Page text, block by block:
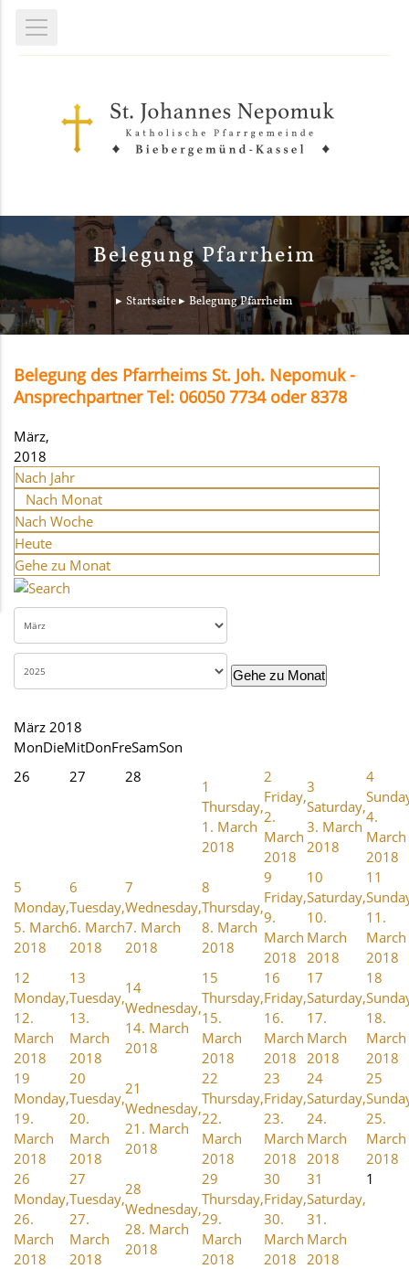
Belegung Pfarrheim
Startseite Belegung Pfarrheim
Belegung des Pfarrheims St. Joh. Nepomuk -
Ansprechpartner Tel: 06050 7734 oder 8378
März,
2018
Nach Jahr
Nach Monat
Nach Woche
Heute
Gehe zu Monat
Gehe zu Monat
März 2018
MonDieMitDonFreSamSon
26
27 28
1
Thursday,
1. March
2018
2
Friday,
2.
March
2018
3
Saturday,
3. March
2018
4
4.
March
2018
5
Monday,
5. March
2018
6
Tuesday,
6. March
2018
7
Wednesday,
7. March
2018
8
Thursday,
8. March
2018
9
Friday,
9.
March
2018
10
Saturday,
10.
March
2018
11
11.
March
2018
12
Monday,
12.
March
2018
13
Tuesday,
13.
March
2018
14
Wednesday,
14. March
2018
15
Thursday,
15.
March
2018
16
Friday,
16.
March
2018
17
Saturday,
17.
March
2018
18
18.
March
2018
19
Monday,
19.
March
2018
20
Tuesday,
20.
March
2018
21
Wednesday,
21. March
2018
22
Thursday,
22.
March
2018
23
Friday,
23.
March
2018
24
Saturday,
24.
March
2018
25
25.
March
2018
26
Monday,
26.
March
2018
27
Tuesday,
27.
March
2018
28
Wednesday,
28. March
2018
29
Thursday,
29.
March
2018
30
Friday,
30.
March
2018
31
Saturday,
31.
March
2018
1